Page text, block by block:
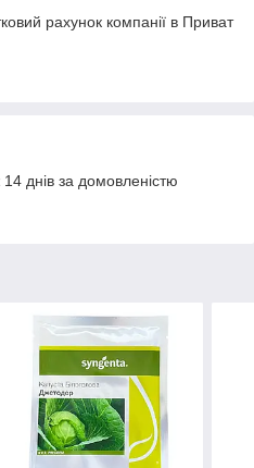
рахунок компанії в Приват
днів за домовленістю